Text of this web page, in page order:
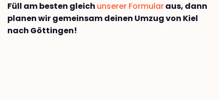
Füll am besten gleich unserer Formularaus, dann
planen wir gemeinsam deinen Umzug von Kiel
nach Göttingen!